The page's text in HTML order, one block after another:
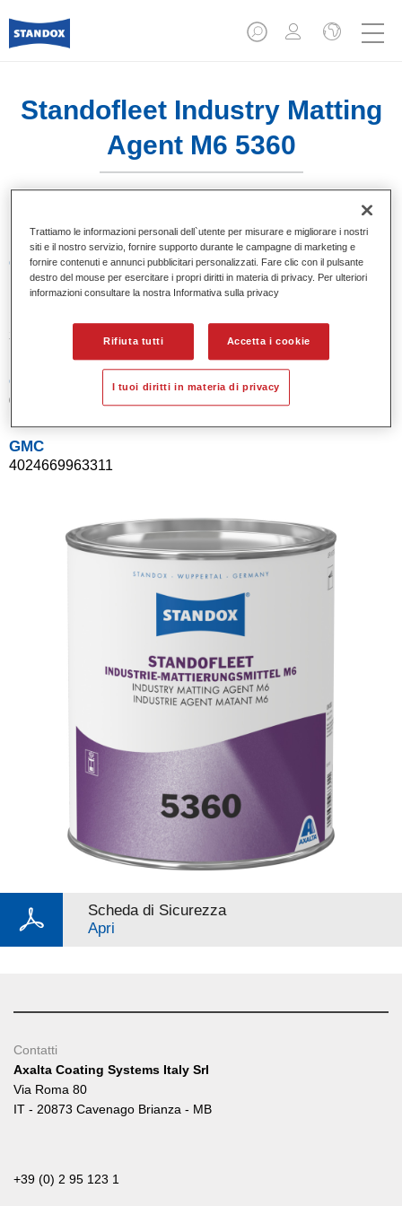
Standofleet Industry Matting
Agent M6 5360​
Caratteristiche del prodotto
3.5LT
Codice materiale
02096331
GMC
4024669963311
Scheda di Sicurezza
Apri
Contatti
Axalta Coating Systems Italy Srl
Via Roma 80
IT - 20873 Cavenago Brianza - MB
+39 (0) 2 95 123 1
Trattiamo le informazioni personali dell`utente per misurare e migliorare i nostri
siti e il nostro servizio, fornire supporto durante le campagne di marketing e
fornire contenuti e annunci pubblicitari personalizzati. Fare clic con il pulsante
destro del mouse per esercitare i propri diritti in materia di privacy. Per ulteriori
informazioni consultare la nostra Informativa sulla privacy
Rifiuta tutti Accetta i cookie
I tuoi diritti in materia di privacy